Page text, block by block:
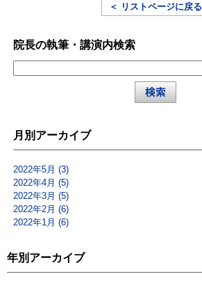
＜ リストページに戻る
院長の執筆・講演内検索
月別アーカイブ
2022年5月 (3)
2022年4月 (5)
2022年3月 (5)
2022年2月 (6)
2022年1月 (6)
年別アーカイブ